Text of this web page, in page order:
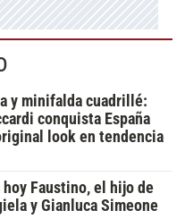
y minifalda cuadrillé:
conquista España
look en tendencia
Faustino, el hijo de
y Gianluca Simeone